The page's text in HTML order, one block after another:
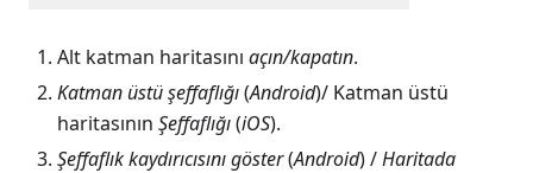
Alt katman haritasını açın/kapatın.
Katman üstü şeffaflığı(Android)/ Katman üstü
haritasının Şeffaflığı(iOS).
Şeffaflık kaydırıcısını göster(Android) /Haritada